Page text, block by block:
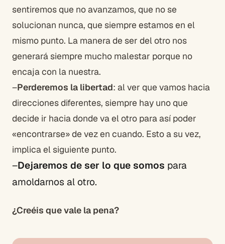
sentiremos que no avanzamos, que no se
solucionan nunca, que siempre estamos en el
mismo punto. La manera de ser del otro nos
generará siempre mucho malestar porque no
encaja con la nuestra.
–Perderemos la libertad: al ver que vamos hacia
direcciones diferentes, siempre hay uno que
decide ir hacia donde va el otro para así poder
«encontrarse» de vez en cuando. Esto a su vez,
implica el siguiente punto.
–Dejaremos de ser lo que somos para
amoldarnos al otro.
¿Creéis que vale la pena?